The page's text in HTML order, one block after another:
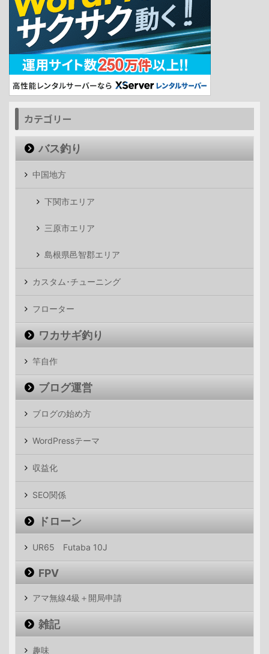
カテゴリー
バス釣り
中国地方
下関市エリア
三原市エリア
島根県邑智郡エリア
カスタム･チューニング
フローター
ワカサギ釣り
竿自作
ブログ運営
ブログの始め方
WordPressテーマ
収益化
SEO関係
ドローン
UR65 Futaba 10J
FPV
アマ無線4級＋開局申請
雑記
趣味